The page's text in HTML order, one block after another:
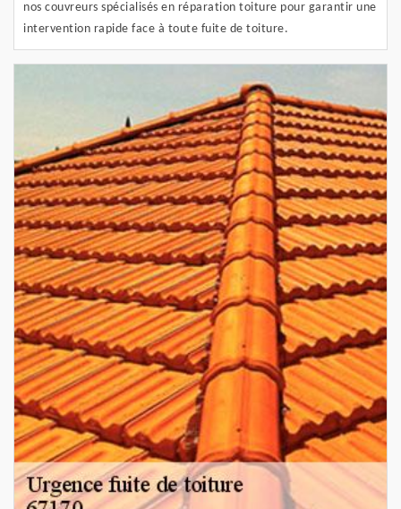
nos couvreurs spécialisés en réparation toiture pour garantir une
intervention rapide face à toute fuite de toiture.